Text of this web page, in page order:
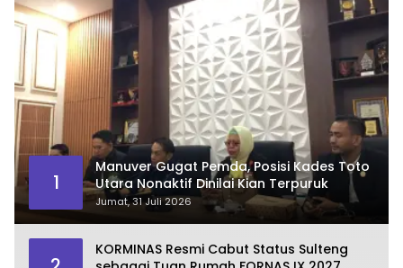
1
Manuver Gugat Pemda, Posisi Kades Toto
Utara Nonaktif Dinilai Kian Terpuruk
Jumat, 31 Juli 2026
KORMINAS Resmi Cabut Status Sulteng